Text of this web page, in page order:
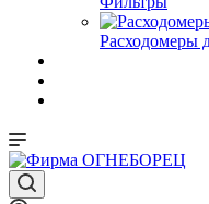
Расходомеры